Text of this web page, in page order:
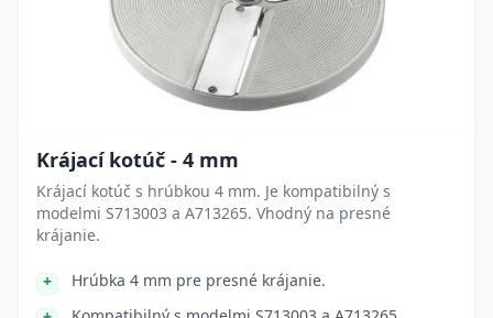
Krájací kotúč - 4 mm
Krájací kotúč s hrúbkou 4 mm. Je kompatibilný s
modelmi S713003 a A713265. Vhodný na presné
krájanie.
Hrúbka 4 mm pre presné krájanie.